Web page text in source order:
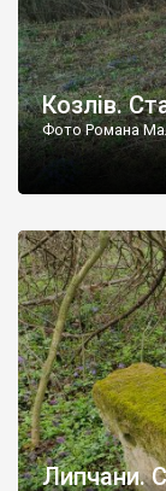
Козлів.
Фото Романа
Липчани.